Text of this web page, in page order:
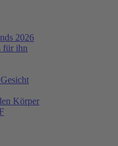
2026
für ihn
Körper